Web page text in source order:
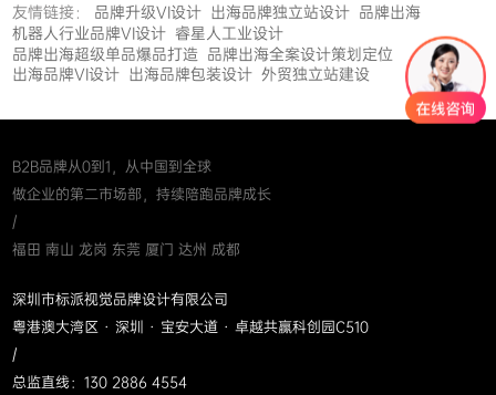
友情链接： 品牌升级VI设计 出海品牌独立站设计 品牌出海
机器人行业品牌VI设计 睿星人工业设计
品牌出海超级单品爆品打造 品牌出海全案设计策划定位
出海品牌VI设计 出海品牌包装设计 外贸独立站建设
B2B品牌从0到1，从中国到全球
做企业的第二市场部，持续陪跑品牌成长
/
福田 南山 龙岗 东莞 厦门 达州 成都
深圳市标派视觉品牌设计有限公司
粤港澳大湾区 · 深圳 · 宝安大道 · 卓越共赢科创园C510
/
总监直线：130 2886 4554